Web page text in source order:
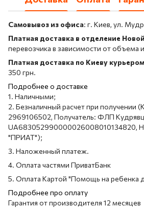
Самовывоз из офиса: г. Киев, ул.
Платная доставка в отделение
перевозчика в зависимости от объема
Платная доставка по Киеву курьером
350 грн.
Подробнее о доставке
1. Наличными;
2. Безналичный расчет при получении
2969106502, Получатель: ФЛП
UA683052990000026008010134820,
"ПРИАТ");
3. Наложенный платеж.
4. Оплата частями ПриватБанк
5. Оплата Картой "Помощь на ребенка
Подробнее про оплату
Гарантия от производителя 12 месяцев